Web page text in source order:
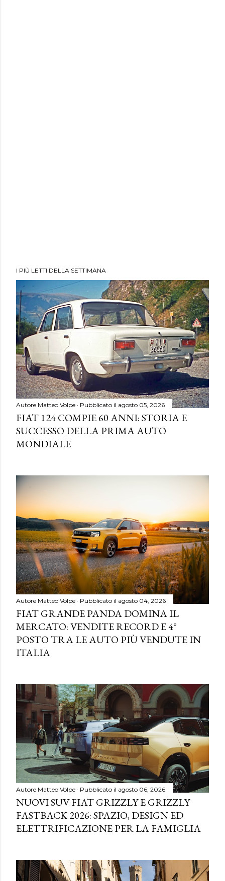
I PIÙ LETTI DELLA SETTIMANA
Autore Matteo Volpe Pubblicato il agosto 05, 2026
FIAT 124 COMPIE 60 ANNI: STORIA E
SUCCESSO DELLA PRIMA AUTO
MONDIALE
Autore Matteo Volpe Pubblicato il agosto 04, 2026
FIAT GRANDE PANDA DOMINA IL
MERCATO: VENDITE RECORD E 4°
POSTO TRA LE AUTO PIÙ VENDUTE IN
ITALIA
Autore Matteo Volpe Pubblicato il agosto 06, 2026
NUOVI SUV FIAT GRIZZLY E GRIZZLY
FASTBACK 2026: SPAZIO, DESIGN ED
ELETTRIFICAZIONE PER LA FAMIGLIA